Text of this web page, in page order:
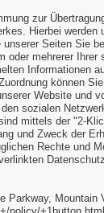
zur
Hierbei werden
Seiten Sie
oder mehrerer Ihrer
Informationen
können
Website und
sozialen
mittels der "2-
und Zweck der
Rechte und
Parkway, Mountain